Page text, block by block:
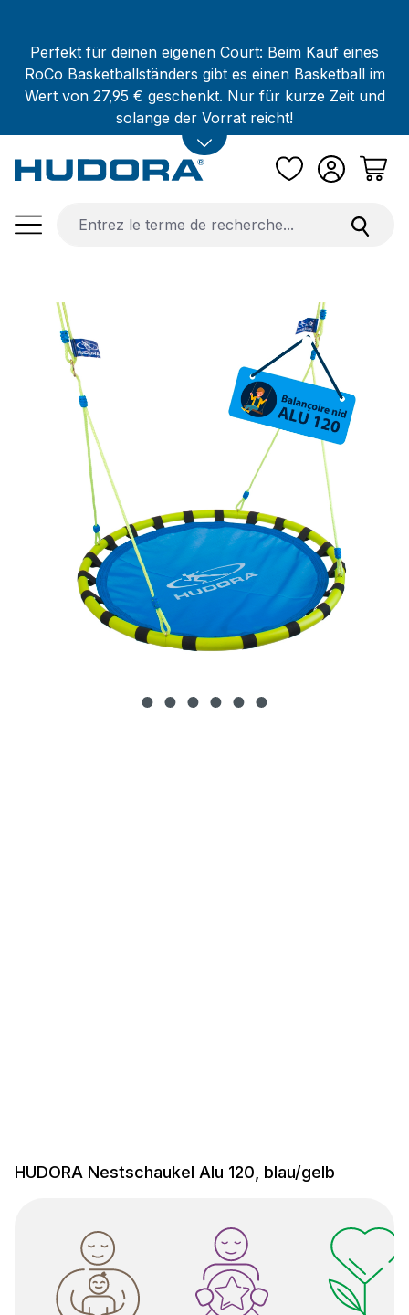
Perfekt für deinen eigenen Court: Beim Kauf eines
RoCo Basketballständers gibt es einen Basketball im
Wert von 27,95 € geschenkt. Nur für kurze Zeit und
solange der Vorrat reicht!
Ignorer la galerie d'images
HUDORA Nestschaukel Alu 120, blau/gelb